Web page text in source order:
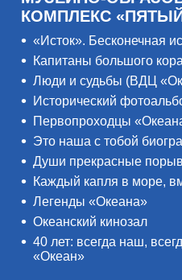
КОМПЛЕКС
«Исток». Бесконечная
Капитаны большого
Люди и судьбы (ВДЦ
Исторический
Первопроходцы
Это наша с тобой
Души прекрасные
Каждый капля в море,
Легенды «Океана»
Океанский кинозал
40 лет: всегда наш,
«Океан»